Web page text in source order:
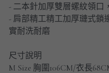
- 二本針加厚雙層螺紋領口
- 肩部精工精工加厚璉式鎖
實耐洗耐磨
尺寸說明
M Size 胸圍106CM/衣長
NEW ARRIVALS
男裝長褲
男士短褲